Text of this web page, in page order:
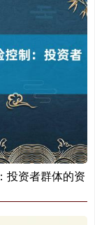
投资者群体的资